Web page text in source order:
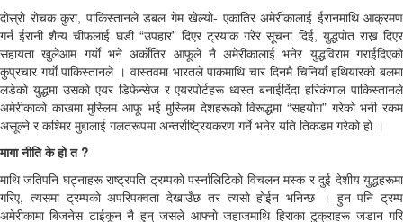
दाेस्राे राेचक कुरा, पाकिस्तानले डबल गेम खेल्याे- एकातिर अमेरीकालाई ईरानमाथि आक्रमण
गर्न ईरानी शैन्य चीफलाई घडी “उपहार” दिएर ट्रयाक गरेर सूचना दिई, युद्धपाेत राख्न दिएर
सहायता खुलेआम गर्याे भने अर्काेतिर आफूले नै अमेरीकालाई भनेर युद्धविराम गराईदिएकाे
कुप्रचार गर्याे पाकिस्तानले । वास्तवमा भारतले पाकमाथि चार दिनमै चिनियाँ हथियारकाे बलमा
लडेकाे युद्धमा उसकाे एयर डिफेन्सेज र एयरपाेर्टहरू ध्वस्त बनाईदिंदा हरिकंगाल पाकिस्तानले
अमेरीकाकाे काखमा मुस्लिम आफू भई मुस्लिम देशहरूकाे विरूद्धमा “सहयाेग” गरेकाे भनी रकम
असूल्ने र कश्मिर मुद्दालाई गलतरूपमा अन्तर्राष्ट्रियकरण गर्ने भनेर यति तिकडम गरेकाे हाे ।
मागा नीति के हाे त ?
माथि जतिपनि घट्नाहरू राष्ट्रपति ट्रम्पकाे पर्स्नालिटिकाे विचलन मस्क र दुई देशीय युद्धहरूमा
गरिए, त्यसमा ट्रम्पकाे अपरिपक्वता देखाउँछ तर त्यसाे हाेईन भनिन्छ । हुन पनि ट्रम्प
अमेरीकामा बिजनेस टाईकून नै हुन् जसले आफ्नाे जहाजमाथि हिराका टुक्राहरू जडान गरि